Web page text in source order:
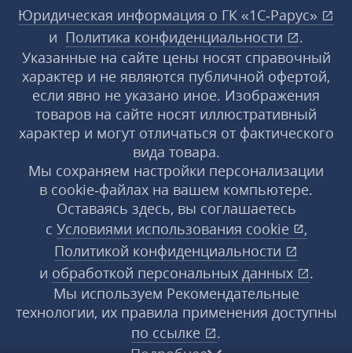
Юридическая информация о ГК «1С‑Рарус»
и Политика конфиденциальности
.
Указанные на сайте цены носят справочный
характер и не являются публичной офертой,
если явно не указано иное. Изображения
товаров на сайте носят иллюстративный
характер и могут отличаться от фактического
вида товара.
Мы сохраняем настройки персонализации
в cookie‑файлах на вашем компьютере.
Оставаясь здесь, вы соглашаетесь
с Условиями использования cookie
,
Политикой конфиденциальности
и обработкой персональных данных
.
Мы используем Рекомендательные
технологии, их правила применения доступны
по ссылке
.